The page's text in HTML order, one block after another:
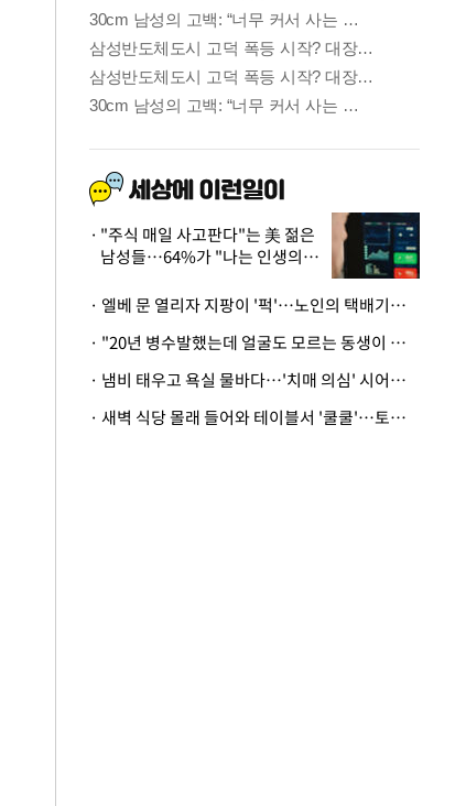
"주식 매일 사고판다"는 美 젊은
남성들…64%가 "나는 인생의
· 엘베 문 열리자 지팡이 '퍽'…노인의 택배기사 폭행 이유
· "20년 병수발했는데 얼굴도 모르는 동생이 유산 절반을"…배다른 형제 상속권 있을까
· 냄비 태우고 욕실 물바다…'치매 의심' 시어머니 검사 권유했다가 '날벼락'
· 새벽 식당 몰래 들어와 테이블서 '쿨쿨'…토사물 남기고 사라진 남성